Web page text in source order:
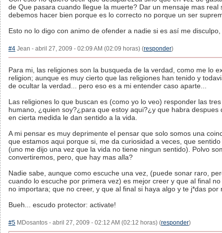
de Que pasara cuando llegue la muerte? Dar un mensaje mas real
debemos hacer bien porque es lo correcto no porque un ser
Esto no lo digo con animo de ofender a nadie si es así me
#4 Jean - abril 27, 2009 - 02:09 AM (02:09 horas) (responder)
Para mi, las religiones son la busqueda de la verdad, como me lo
religion; aunque es muy cierto que las religiones han tenido y
de ocultar la verdad... pero eso es a mi entender caso aparte...
Las religiones lo que buscan es (como yo lo veo) responder las
humano, ¿quien soy?¿para que estoy aqui?¿y que habra despues
en cierta medida le dan sentido a la vida.
A mi pensar es muy deprimente el pensar que solo somos una
que estamos aqui porque si, me da curiosidad a veces, que
(uno me dijo una vez que la vida no tiene ningun sentido). Polvo
convertiremos, pero, que hay mas alla?
Nadie sabe, aunque como escuche una vez, (puede sonar raro,
cuando lo escuche por primera vez) es mejor creer y que al final
no importara; que no creer, y que al final si haya algo y te j*das por
Bueh... escudo protector: activate!
#5 MDosantos - abril 27, 2009 - 02:12 AM (02:12 horas) (responder)